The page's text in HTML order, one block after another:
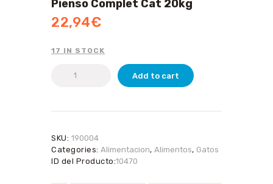
Pienso Complet Cat 20kg
22,94€
17 IN STOCK
Add to cart
SKU: 190004
Categories: Alimentacion, Alimentos, Gatos
ID del Producto:10470